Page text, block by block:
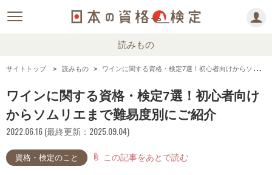
読みもの
サイトトップ 読みもの ワインに関する資格・検定7選！初心者向けからソムリエまで難易度別にご紹介
ワインに関する資格・検定7選！初心者向け
からソムリエまで難易度別にご紹介
2022.06.16 (最終更新：2025.09.04)
資格・検定のこと attach_file この記事をあとで読む